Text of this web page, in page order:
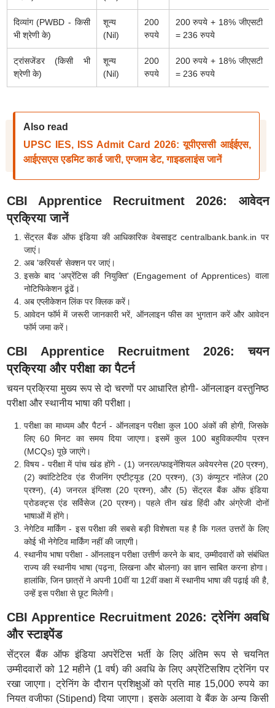
दिव्यांग (PWBD - किसी
भी श्रेणी के)
शून्य
(Nil)
200
रुपये
200रुपये + 18% जीएसटी
= 236 रुपये
ट्रांसजेंडर (किसी भी
श्रेणी के)
शून्य
(Nil)
200
रुपये
200रुपये + 18% जीएसटी
= 236 रुपये
Also read
UPSC IES, ISS Admit Card 2026: यूपीएससी आईईएस,
आईएसएस एडमिट कार्ड जारी, एग्जाम डेट, गाइडलाइंस जानें
CBI Apprentice Recruitment 2026: आवेदन
प्रक्रिया जानें
सेंट्रल बैंक ऑफ इंडिया की आधिकारिक वेबसाइट centralbank.bank.in पर
जाएं।
अब 'करियर्स' सेक्शन पर जाएं।
इसके बाद 'अप्रेंटिस की नियुक्ति' (Engagement of Apprentices) वाला
नोटिफिकेशन ढूंढें।
अब एप्लीकेशन लिंक पर क्लिक करें।
आवेदन फॉर्म में जरूरी जानकारी भरें, ऑनलाइन फीस का भुगतान करें और आवेदन
फॉर्म जमा करें।
CBI Apprentice Recruitment 2026: चयन
प्रक्रिया और परीक्षा का पैटर्न
चयन प्रक्रिया मुख्य रूप से दो चरणों पर आधारित होगी- ऑनलाइन वस्तुनिष्ठ
परीक्षा और स्थानीय भाषा की परीक्षा।
परीक्षा का माध्यम और पैटर्न - ऑनलाइन परीक्षा कुल 100 अंकों की होगी, जिसके
लिए 60 मिनट का समय दिया जाएगा। इसमें कुल 100 बहुविकल्पीय प्रश्न
(MCQs) पूछे जाएंगे।
विषय - परीक्षा में पांच खंड होंगे - (1) जनरल/फाइनेंशियल अवेयरनेस (20 प्रश्न),
(2) क्वांटिटेटिव एंड रीजनिंग एप्टीट्यूड (20 प्रश्न), (3) कंप्यूटर नॉलेज (20
प्रश्न), (4) जनरल इंग्लिश (20 प्रश्न), और (5) सेंट्रल बैंक ऑफ इंडिया
प्रोडक्ट्स एंड सर्विसेज (20 प्रश्न)। पहले तीन खंड हिंदी और अंग्रेजी दोनों
भाषाओं में होंगे।
नेगेटिव मार्किंग - इस परीक्षा की सबसे बड़ी विशेषता यह है कि गलत उत्तरों के लिए
कोई भी नेगेटिव मार्किंग नहीं की जाएगी।
स्थानीय भाषा परीक्षा - ऑनलाइन परीक्षा उत्तीर्ण करने के बाद, उम्मीदवारों को संबंधित
राज्य की स्थानीय भाषा (पढ़ना, लिखना और बोलना) का ज्ञान साबित करना होगा।
हालांकि, जिन छात्रों ने अपनी 10वीं या 12वीं कक्षा में स्थानीय भाषा की पढ़ाई की है,
उन्हें इस परीक्षा से छूट मिलेगी।
CBI Apprentice Recruitment 2026: ट्रेनिंग अवधि
और स्टाइपेंड
सेंट्रल बैंक ऑफ इंडिया अपरेंटिस भर्ती के लिए अंतिम रूप से चयनित
उम्मीदवारों को 12 महीने (1 वर्ष) की अवधि के लिए अप्रेंटिसशिप ट्रेनिंग पर
रखा जाएगा। ट्रेनिंग के दौरान प्रशिक्षुओं को प्रति माह 15,000 रुपये का
नियत वजीफा (Stipend) दिया जाएगा। इसके अलावा वे बैंक के अन्य किसी